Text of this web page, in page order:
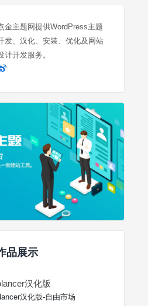
金主题网提供WordPress主题
发、汉化、安装、优化及网站
计开发服务。
品展示
汉化版
汉化版-自由市场